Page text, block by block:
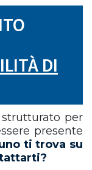
DI
per
presente
ti trova su